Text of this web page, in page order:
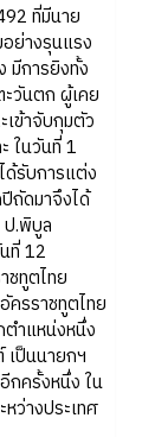
ที่มีนาย
ย่างรุนแรง
มีการยิงทั้ง
วันตก ผู้เคย
ข้าจับกุมตัว
ในวันที่ 1
รับการแต่ง
ถัดมาจึงได้
ป.พิบูล
ที่ 12
ชทูตไทย
ครราชทูตไทย
ตำแหน่งหนึ่ง
ป็นนายกฯ
กครั้งหนึ่ง ใน
ว่างประเทศ